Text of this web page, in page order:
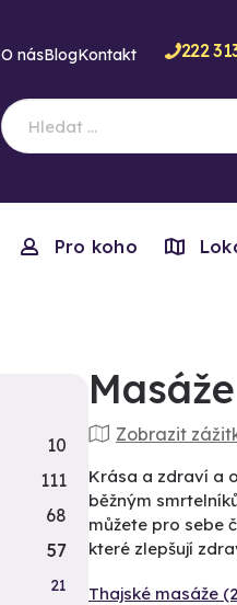
O násBlogKontakt 222
Pro koho
Zobrazit
Krása a zdraví a
běžným
můžete pro sebe
které zlepšují
Thajské masáže
10
111
68
57
21